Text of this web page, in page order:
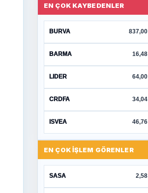
EN ÇOK KAYBEDENLER
BURVA 837,00
BARMA 16,48
LIDER 64,00
CRDFA 34,04
ISVEA 46,76
EN ÇOK İŞLEM GÖRENLER
SASA 2,58